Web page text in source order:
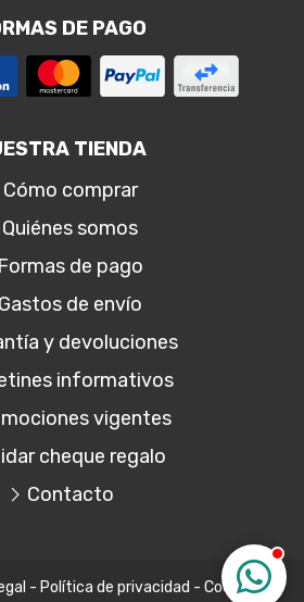
DE PAGO
TIENDA
Cómo comprar
Quiénes somos
Formas de pago
Gastos de envío
y devoluciones
informativos
vigentes
cheque regalo
Contacto
- Política de privacidad - Cookies-